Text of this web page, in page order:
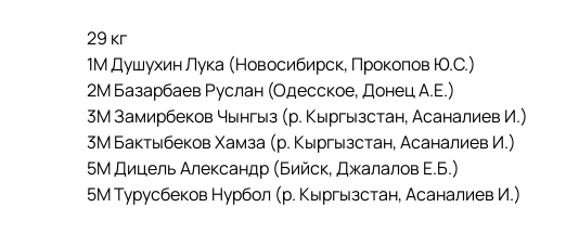
29 кг
1М Душухин Лука (Новосибирск, Прокопов Ю.С.)
2М Базарбаев Руслан (Одесское, Донец А.Е.)
3М Замирбеков Чынгыз (р. Кыргызстан, Асаналиев И.)
3М Бактыбеков Хамза (р. Кыргызстан, Асаналиев И.)
5М Дицель Александр (Бийск, Джалалов Е.Б.)
5М Турусбеков Нурбол (р. Кыргызстан, Асаналиев И.)